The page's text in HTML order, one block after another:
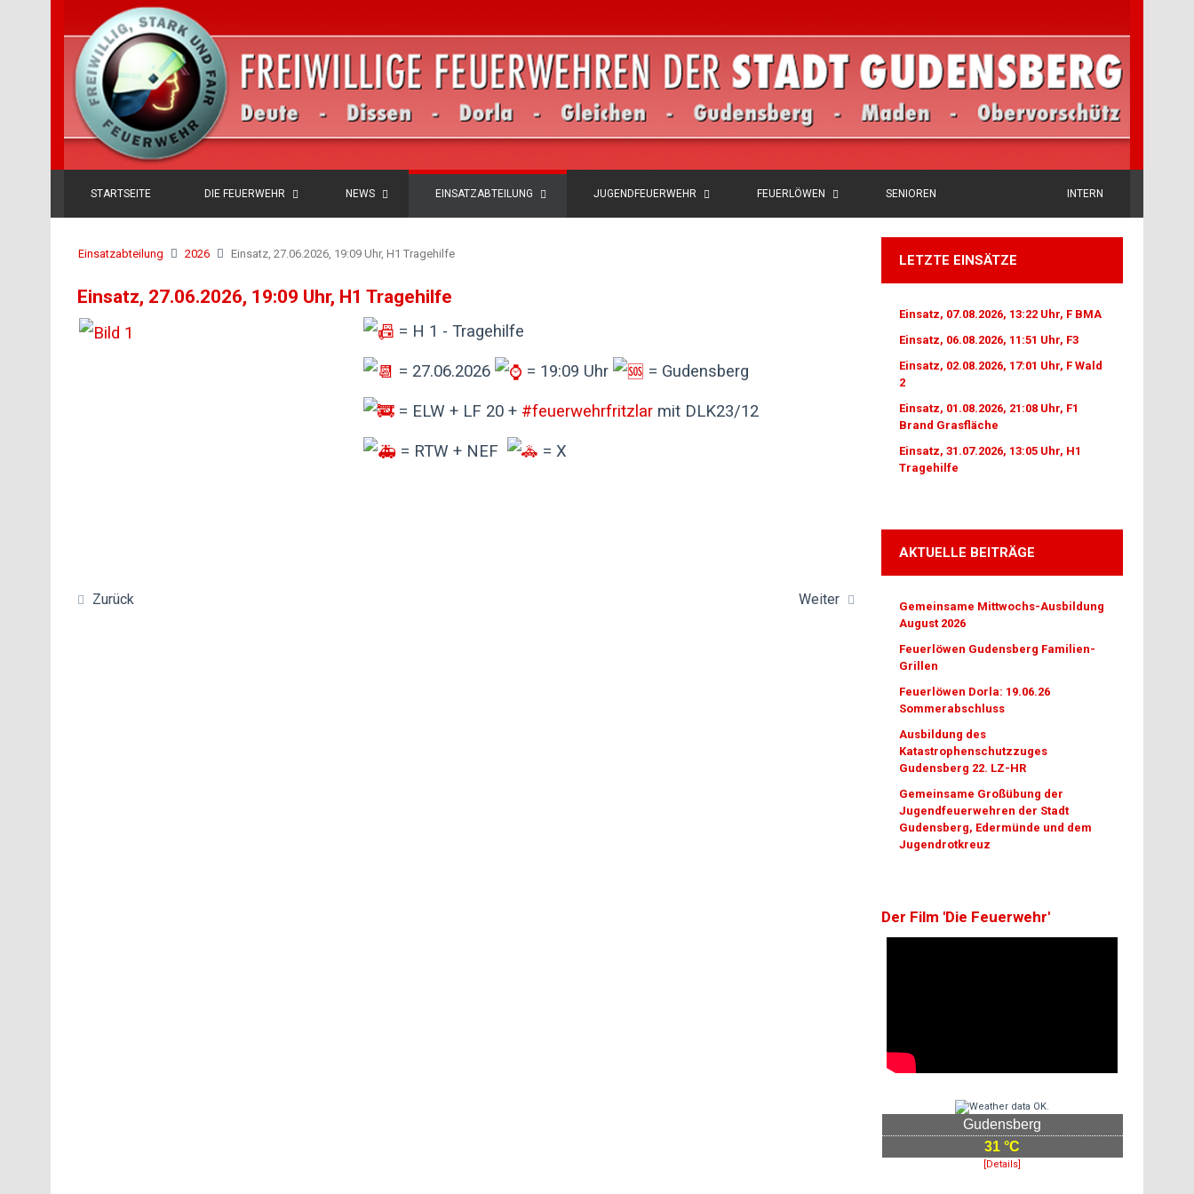
STARTSEITE DIE FEUERWEHR NEWS EINSATZABTEILUNG JUGENDFEUERWEHR FEUERLÖWEN SENIOREN INTERN
Einsatzabteilung 2026 Einsatz, 27.06.2026, 19:09 Uhr, H1 Tragehilfe
Einsatz, 27.06.2026, 19:09 Uhr, H1 Tragehilfe
= H 1 - Tragehilfe
= 27.06.2026 = 19:09 Uhr = Gudensberg
= ELW + LF 20 + #feuerwehrfritzlar mit DLK23/12
= RTW + NEF = X
Zurück Weiter
LETZTE EINSÄTZE
Einsatz, 07.08.2026, 13:22 Uhr, F BMA
Einsatz, 06.08.2026, 11:51 Uhr, F3
Einsatz, 02.08.2026, 17:01 Uhr, F Wald
2
Einsatz, 01.08.2026, 21:08 Uhr, F1
Brand Grasfläche
Einsatz, 31.07.2026, 13:05 Uhr, H1
Tragehilfe
AKTUELLE BEITRÄGE
Gemeinsame Mittwochs-Ausbildung
August 2026
Feuerlöwen Gudensberg Familien-
Grillen
Feuerlöwen Dorla: 19.06.26
Sommerabschluss
Ausbildung des
Katastrophenschutzzuges
Gudensberg 22. LZ-HR
Gemeinsame Großübung der
Jugendfeuerwehren der Stadt
Gudensberg, Edermünde und dem
Jugendrotkreuz
Der Film 'Die Feuerwehr'
Gudensberg
31 °C
[Details]